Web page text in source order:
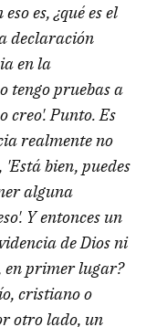
es, ¿qué es el
declaración
en la
tengo pruebas a
creo'. Punto. Es
realmente no
'Está bien, puedes
alguna
Y entonces un
de Dios ni
en primer lugar?
cristiano o
otro lado, un